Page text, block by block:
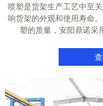
喷塑是货架生产工艺中至
响货架的外观和使用寿命
塑的质量，安阳鼎诺